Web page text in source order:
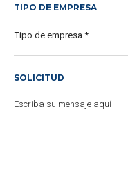
TIPO DE EMPRESA
SOLICITUD